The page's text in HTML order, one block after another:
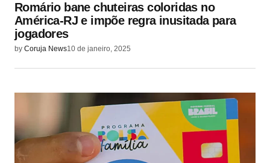
Romário bane chuteiras coloridas no
América-RJ e impõe regra inusitada para
jogadores
by Coruja News10 de janeiro, 2025